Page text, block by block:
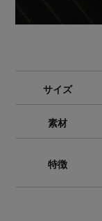
サイズ
素材
特徴